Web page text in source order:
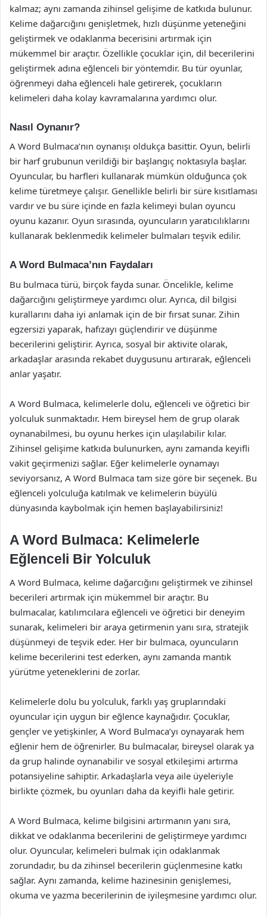
kalmaz; aynı zamanda zihinsel gelişime de katkıda bulunur.
Kelime dağarcığını genişletmek, hızlı düşünme yeteneğini
geliştirmek ve odaklanma becerisini artırmak için
mükemmel bir araçtır. Özellikle çocuklar için, dil becerilerini
geliştirmek adına eğlenceli bir yöntemdir. Bu tür oyunlar,
öğrenmeyi daha eğlenceli hale getirerek, çocukların
kelimeleri daha kolay kavramalarına yardımcı olur.
Nasıl Oynanır?
A Word Bulmaca’nın oynanışı oldukça basittir. Oyun, belirli
bir harf grubunun verildiği bir başlangıç noktasıyla başlar.
Oyuncular, bu harfleri kullanarak mümkün olduğunca çok
kelime türetmeye çalışır. Genellikle belirli bir süre kısıtlaması
vardır ve bu süre içinde en fazla kelimeyi bulan oyuncu
oyunu kazanır. Oyun sırasında, oyuncuların yaratıcılıklarını
kullanarak beklenmedik kelimeler bulmaları teşvik edilir.
A Word Bulmaca’nın Faydaları
Bu bulmaca türü, birçok fayda sunar. Öncelikle, kelime
dağarcığını geliştirmeye yardımcı olur. Ayrıca, dil bilgisi
kurallarını daha iyi anlamak için de bir fırsat sunar. Zihin
egzersizi yaparak, hafızayı güçlendirir ve düşünme
becerilerini geliştirir. Ayrıca, sosyal bir aktivite olarak,
arkadaşlar arasında rekabet duygusunu artırarak, eğlenceli
anlar yaşatır.
A Word Bulmaca, kelimelerle dolu, eğlenceli ve öğretici bir
yolculuk sunmaktadır. Hem bireysel hem de grup olarak
oynanabilmesi, bu oyunu herkes için ulaşılabilir kılar.
Zihinsel gelişime katkıda bulunurken, aynı zamanda keyifli
vakit geçirmenizi sağlar. Eğer kelimelerle oynamayı
seviyorsanız, A Word Bulmaca tam size göre bir seçenek. Bu
eğlenceli yolculuğa katılmak ve kelimelerin büyülü
dünyasında kaybolmak için hemen başlayabilirsiniz!
A Word Bulmaca: Kelimelerle
Eğlenceli Bir Yolculuk
A Word Bulmaca, kelime dağarcığını geliştirmek ve zihinsel
becerileri artırmak için mükemmel bir araçtır. Bu
bulmacalar, katılımcılara eğlenceli ve öğretici bir deneyim
sunarak, kelimeleri bir araya getirmenin yanı sıra, stratejik
düşünmeyi de teşvik eder. Her bir bulmaca, oyuncuların
kelime becerilerini test ederken, aynı zamanda mantık
yürütme yeteneklerini de zorlar.
Kelimelerle dolu bu yolculuk, farklı yaş gruplarındaki
oyuncular için uygun bir eğlence kaynağıdır. Çocuklar,
gençler ve yetişkinler, A Word Bulmaca’yı oynayarak hem
eğlenir hem de öğrenirler. Bu bulmacalar, bireysel olarak ya
da grup halinde oynanabilir ve sosyal etkileşimi artırma
potansiyeline sahiptir. Arkadaşlarla veya aile üyeleriyle
birlikte çözmek, bu oyunları daha da keyifli hale getirir.
A Word Bulmaca, kelime bilgisini artırmanın yanı sıra,
dikkat ve odaklanma becerilerini de geliştirmeye yardımcı
olur. Oyuncular, kelimeleri bulmak için odaklanmak
zorundadır, bu da zihinsel becerilerin güçlenmesine katkı
sağlar. Aynı zamanda, kelime hazinesinin genişlemesi,
okuma ve yazma becerilerinin de iyileşmesine yardımcı olur.